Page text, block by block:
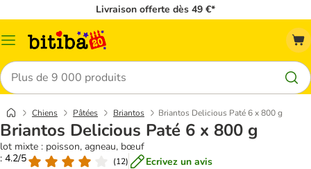
Livraison offerte dès 49 €*
Menu
Rechercher
Chiens Pâtées Briantos Briantos Delicious Paté 6 x 800 g
Briantos Delicious Paté 6 x 800 g
lot mixte : poisson, agneau, bœuf
: 4.2/5
(12) Ecrivez un avis